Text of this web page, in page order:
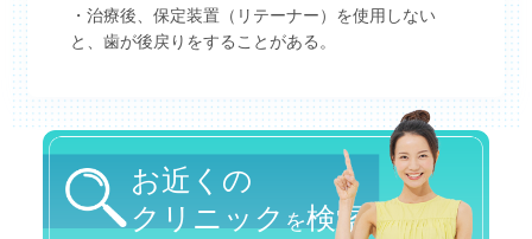
・治療後、保定装置（リテーナー）を使用しない
と、歯が後戻りをすることがある。
お近くの
クリニック を検索